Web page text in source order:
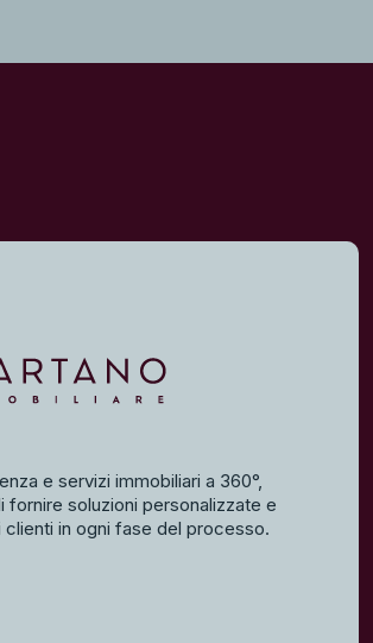
e servizi immobiliari a 360°,
soluzioni personalizzate e
in ogni fase del processo.